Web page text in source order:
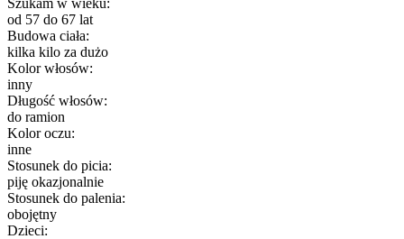
od 57 do 67 lat
Budowa ciała:
kilka kilo za dużo
Kolor włosów:
inny
Długość włosów:
do ramion
Kolor oczu:
inne
Stosunek do picia:
piję okazjonalnie
Stosunek do palenia:
obojętny
Dzieci: